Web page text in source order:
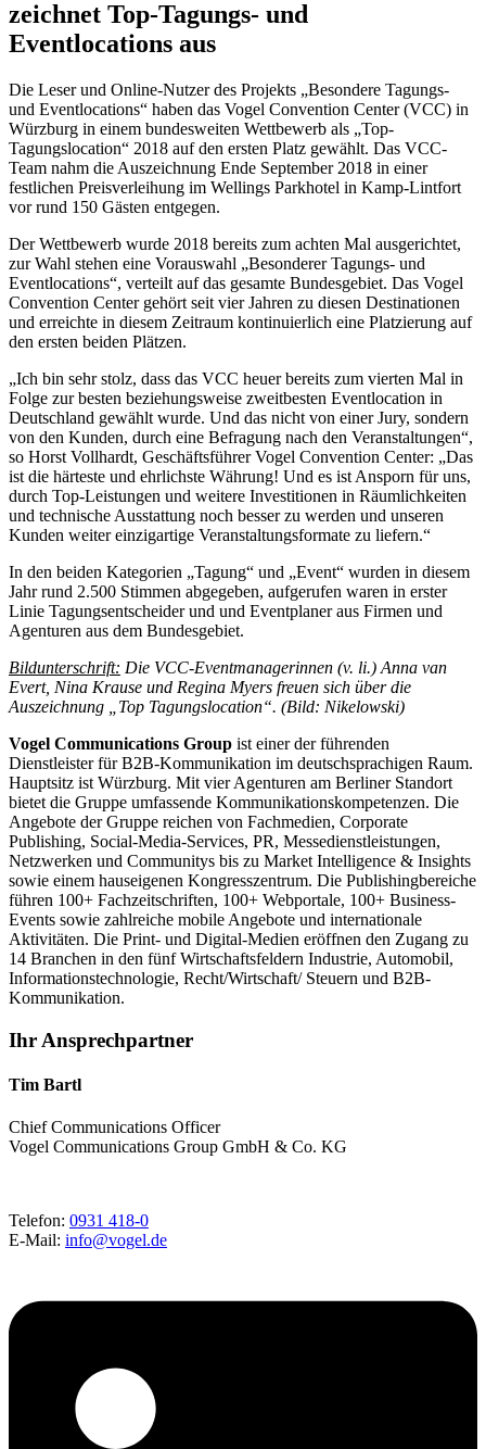
zeichnet Top-Tagungs- und
Eventlocations aus
Die Leser und Online-Nutzer des Projekts „Besondere Tagungs-
und Eventlocations“ haben das Vogel Convention Center (VCC) in
Würzburg in einem bundesweiten Wettbewerb als „Top-
Tagungslocation“ 2018 auf den ersten Platz gewählt. Das VCC-
Team nahm die Auszeichnung Ende September 2018 in einer
festlichen Preisverleihung im Wellings Parkhotel in Kamp-Lintfort
vor rund 150 Gästen entgegen.
Der Wettbewerb wurde 2018 bereits zum achten Mal ausgerichtet,
zur Wahl stehen eine Vorauswahl „Besonderer Tagungs- und
Eventlocations“, verteilt auf das gesamte Bundesgebiet. Das Vogel
Convention Center gehört seit vier Jahren zu diesen Destinationen
und erreichte in diesem Zeitraum kontinuierlich eine Platzierung auf
den ersten beiden Plätzen.
„Ich bin sehr stolz, dass das VCC heuer bereits zum vierten Mal in
Folge zur besten beziehungsweise zweitbesten Eventlocation in
Deutschland gewählt wurde. Und das nicht von einer Jury, sondern
von den Kunden, durch eine Befragung nach den Veranstaltungen“,
so Horst Vollhardt, Geschäftsführer Vogel Convention Center: „Das
ist die härteste und ehrlichste Währung! Und es ist Ansporn für uns,
durch Top-Leistungen und weitere Investitionen in Räumlichkeiten
und technische Ausstattung noch besser zu werden und unseren
Kunden weiter einzigartige Veranstaltungsformate zu liefern.“
In den beiden Kategorien „Tagung“ und „Event“ wurden in diesem
Jahr rund 2.500 Stimmen abgegeben, aufgerufen waren in erster
Linie Tagungsentscheider und und Eventplaner aus Firmen und
Agenturen aus dem Bundesgebiet.
Bildunterschrift: Die VCC-Eventmanagerinnen (v. li.) Anna van
Evert, Nina Krause und Regina Myers freuen sich über die
Auszeichnung „Top Tagungslocation“. (Bild: Nikelowski)
Vogel Communications Group ist einer der führenden
Dienstleister für B2B-Kommunikation im deutschsprachigen Raum.
Hauptsitz ist Würzburg. Mit vier Agenturen am Berliner Standort
bietet die Gruppe umfassende Kommunikationskompetenzen. Die
Angebote der Gruppe reichen von Fachmedien, Corporate
Publishing, Social-Media-Services, PR, Messedienstleistungen,
Netzwerken und Communitys bis zu Market Intelligence & Insights
sowie einem hauseigenen Kongresszentrum. Die Publishingbereiche
führen 100+ Fachzeitschriften, 100+ Webportale, 100+ Business-
Events sowie zahlreiche mobile Angebote und internationale
Aktivitäten. Die Print- und Digital-Medien eröffnen den Zugang zu
14 Branchen in den fünf Wirtschaftsfeldern Industrie, Automobil,
Informationstechnologie, Recht/Wirtschaft/ Steuern und B2B-
Kommunikation.
Ihr Ansprechpartner
Tim Bartl
Chief Communications Officer
Vogel Communications Group GmbH & Co. KG
Telefon: 0931 418-0
E-Mail: info@vogel.de